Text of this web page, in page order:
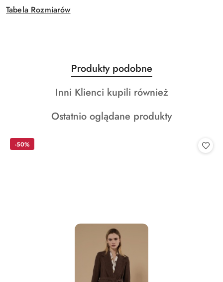
Tabela Rozmiarów
Pomiń karuzelę produktów
Produkty
o
statusie:
Produkty podobne
Produkty
statusie:
Inni Klienci kupili również
Produkty
Ostatnio oglądane produkty
-50%